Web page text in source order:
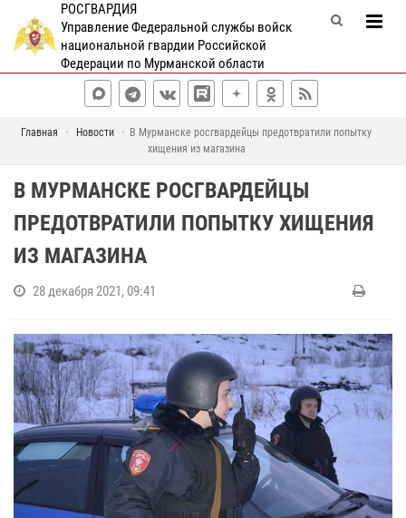
РОСГВАРДИЯ
Управление Федеральной службы войск
национальной гвардии Российской
Федерации по Мурманской области
Главная Новости
В Мурманске росгвардейцы предотвратили попытку
хищения из магазина
В МУРМАНСКЕ РОСГВАРДЕЙЦЫ
ПРЕДОТВРАТИЛИ ПОПЫТКУ ХИЩЕНИЯ
ИЗ МАГАЗИНА
28 декабря 2021, 09:41